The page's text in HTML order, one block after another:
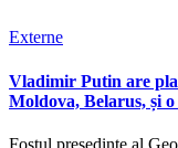
Externe
Vladimir Putin are
Moldova, Belarus, și
Fostul președinte al